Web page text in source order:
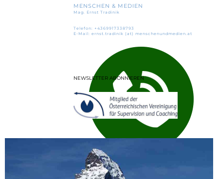
MENSCHEN & MEDIEN
Mag. Ernst Tradinik
Telefon: +4369917338793
E-Mail: ernst.tradinik (at) menschenundmedien.at
NEWSLETTER ABONNIEREN